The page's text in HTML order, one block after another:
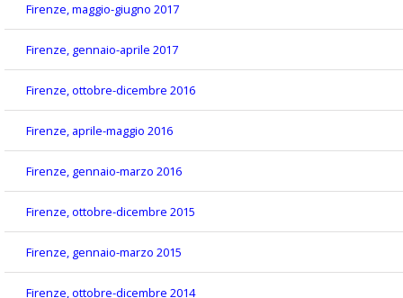
Firenze, maggio-giugno 2017
Firenze, gennaio-aprile 2017
Firenze, ottobre-dicembre 2016
Firenze, aprile-maggio 2016
Firenze, gennaio-marzo 2016
Firenze, ottobre-dicembre 2015
Firenze, gennaio-marzo 2015
Firenze, ottobre-dicembre 2014